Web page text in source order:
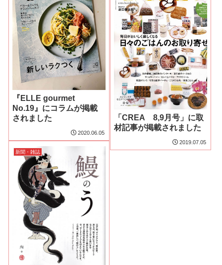
『ELLE gourmet
No.19』にコラムが掲載
されました
2020.06.05
「CREA 8,9月号」に取
材記事が掲載されました
2019.07.05
新聞・雑誌